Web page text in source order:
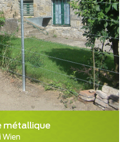
métallique
Wien